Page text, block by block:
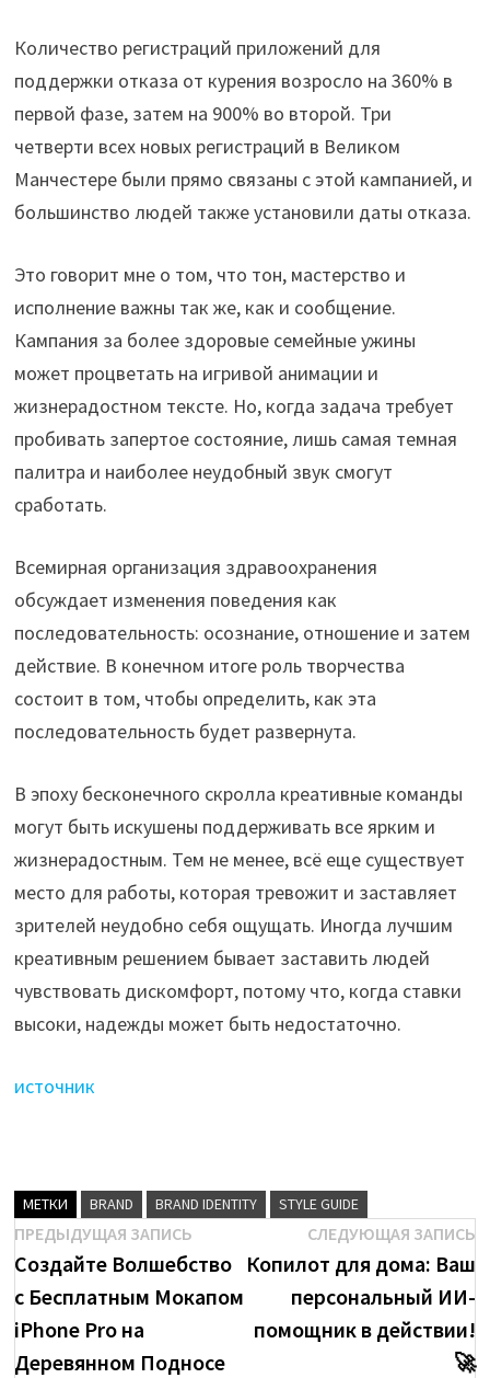
Количество регистраций приложений для
поддержки отказа от курения возросло на 360% в
первой фазе, затем на 900% во второй. Три
четверти всех новых регистраций в Великом
Манчестере были прямо связаны с этой кампанией, и
большинство людей также установили даты отказа.
Это говорит мне о том, что тон, мастерство и
исполнение важны так же, как и сообщение.
Кампания за более здоровые семейные ужины
может процветать на игривой анимации и
жизнерадостном тексте. Но, когда задача требует
пробивать запертое состояние, лишь самая темная
палитра и наиболее неудобный звук смогут
сработать.
Всемирная организация здравоохранения
обсуждает изменения поведения как
последовательность: осознание, отношение и затем
действие. В конечном итоге роль творчества
состоит в том, чтобы определить, как эта
последовательность будет развернута.
В эпоху бесконечного скролла креативные команды
могут быть искушены поддерживать все ярким и
жизнерадостным. Тем не менее, всё еще существует
место для работы, которая тревожит и заставляет
зрителей неудобно себя ощущать. Иногда лучшим
креативным решением бывает заставить людей
чувствовать дискомфорт, потому что, когда ставки
высоки, надежды может быть недостаточно.
источник
МЕТКИ BRAND BRAND IDENTITY STYLE GUIDE
Навигация
по
записям
ПРЕДЫДУЩАЯ ЗАПИСЬ
запись:
Создайте Волшебство
с Бесплатным Мокапом
iPhone Pro на
Деревянном Подносе
СЛЕДУЮЩАЯ ЗАПИСЬ
Копилот для дома: Ваш
персональный ИИ-
помощник в действии!
🚀
brenda
Посмотреть
все